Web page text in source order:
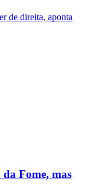
de direita, aponta
Fome, mas